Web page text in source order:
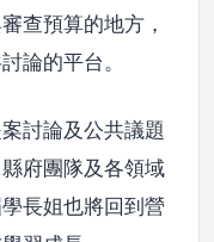
查預算的地方，
論的平台。
討論及公共議題
府團隊及各領域
長姐也將回到營